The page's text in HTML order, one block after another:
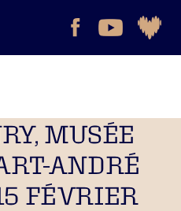
MUSÉE
ANDRÉ
FÉVRIER